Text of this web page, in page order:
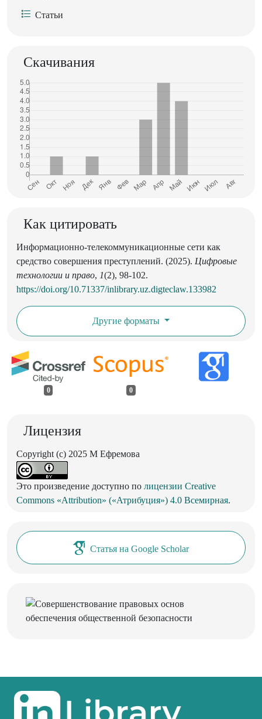
Статьи
Скачивания
Как цитировать
Информационно-телекоммуникационные сети как
средство совершения преступлений. (2025). Цифровые
технологии и право, 1(2), 98-102.
https://doi.org/10.71337/inlibrary.uz.digteclaw.133982
Другие форматы
0 0
Лицензия
Copyright (c) 2025 М Ефремова
Это произведение доступно по лицензии Creative
Commons «Attribution» («Атрибуция») 4.0 Всемирная.
Статья на Google Scholar